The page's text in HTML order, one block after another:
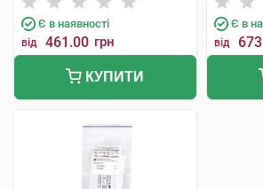
Є в наявності
від 461.00 грн
КУПИТИ
Є в
від